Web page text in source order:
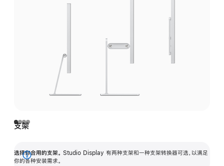
支架
选择你合用的支架。 Studio Display 有两种支架和一种支架转换器可选，以满足
你的各种安装需求。
展